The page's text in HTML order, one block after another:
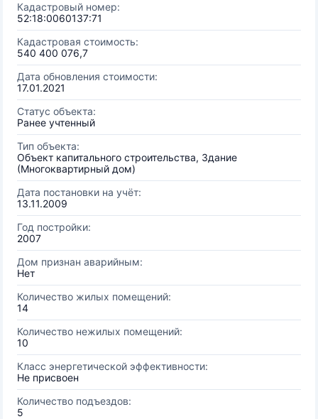
Кадастровый номер:
52:18:0060137:71
Кадастровая стоимость:
540 400 076,7
Дата обновления стоимости:
17.01.2021
Статус объекта:
Ранее учтенный
Тип объекта:
Объект капитального строительства, Здание
(Многоквартирный дом)
Дата постановки на учёт:
13.11.2009
Год постройки:
2007
Дом признан аварийным:
Нет
Количество жилых помещений:
14
Количество нежилых помещений:
10
Класс энергетической эффективности:
Не присвоен
Количество подъездов:
5